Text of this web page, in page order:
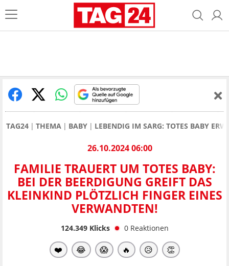
TAG24 THEMA BABY LEBENDIG IM SARG: TOTES BABY
26.10.2024 06:00
FAMILIE TRAUERT UM TOTES BABY:
BEI DER BEERDIGUNG GREIFT DAS
KLEINKIND PLÖTZLICH FINGER EINES
VERWANDTEN!
124.349Klicks 0 Reaktionen
❤️ 😂 😱 🔥 😥 👏